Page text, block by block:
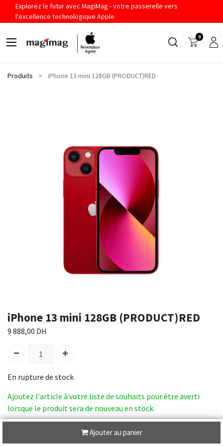
Explorez le futur avec MagiMag - votre passerelle vers
l'excellence technologique Apple
0
Produits iPhone 13 mini 128GB (PRODUCT)RED
Ajouter au panier
iPhone 13 mini 128GB (PRODUCT)RED
9 888,00 DH
En rupture de stock
Ajoutez l'article à votre liste de souhaits pour être averti
lorsque le produit sera de nouveau en stock.
Catégorie :IPHONE 13 MINI